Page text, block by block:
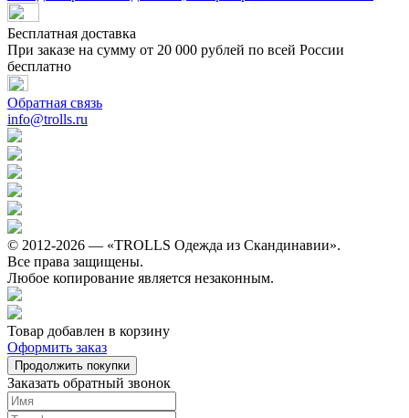
Бесплатная доставка
При заказе на сумму от 20 000 рублей по всей России
бесплатно
Обратная связь
info@trolls.ru
© 2012-2026 — «TROLLS Одежда из Скандинавии».
Все права защищены.
Любое копирование является незаконным.
Товар добавлен в корзину
Оформить заказ
Продолжить покупки
Заказать обратный звонок